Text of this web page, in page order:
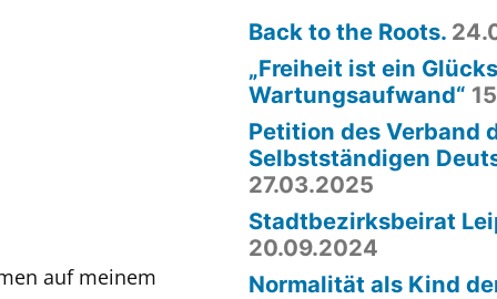
auf meinem
Back to the Roots.
„Freiheit ist ein
Wartungsaufwand“
Petition des Verband
Selbstständigen
27.03.2025
Stadtbezirksbeirat
20.09.2024
Normalität als Kind